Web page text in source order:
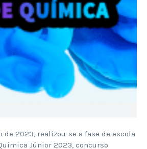
de 2023, realizou-se a fase de escola
Júnior 2023, concurso